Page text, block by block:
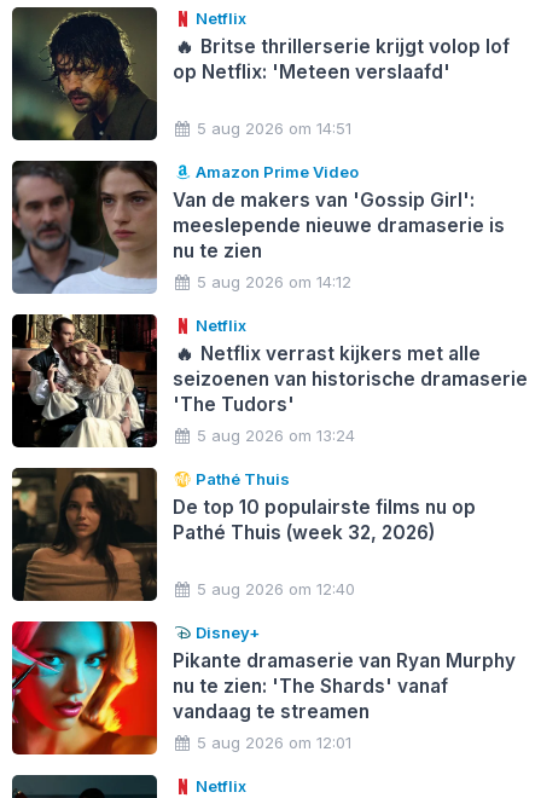
Netflix
🔥 Britse thrillerserie krijgt volop lof
op Netflix: 'Meteen verslaafd'
5 aug 2026 om 14:51
Amazon Prime Video
Van de makers van 'Gossip Girl':
meeslepende nieuwe dramaserie is
nu te zien
5 aug 2026 om 14:12
Netflix
🔥 Netflix verrast kijkers met alle
seizoenen van historische dramaserie
'The Tudors'
5 aug 2026 om 13:24
Pathé Thuis
De top 10 populairste films nu op
Pathé Thuis (week 32, 2026)
5 aug 2026 om 12:40
Disney+
Pikante dramaserie van Ryan Murphy
nu te zien: 'The Shards' vanaf
vandaag te streamen
5 aug 2026 om 12:01
Netflix